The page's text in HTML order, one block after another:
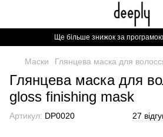
Ще більше знижок за програмою
Маски Глянцева маска для
Глянцева маска для
gloss finishing mask
Артикул: DP0020 27